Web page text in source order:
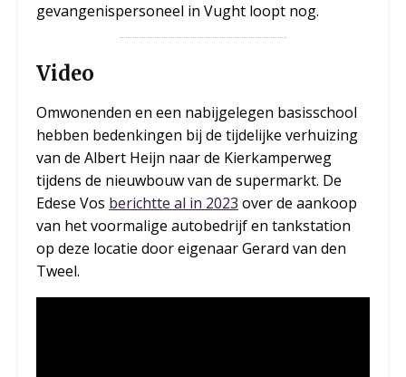
gevangenispersoneel in Vught loopt nog.
Video
Omwonenden en een nabijgelegen basisschool
hebben bedenkingen bij de tijdelijke verhuizing
van de Albert Heijn naar de Kierkamperweg
tijdens de nieuwbouw van de supermarkt. De
Edese Vos berichtte al in 2023 over de aankoop
van het voormalige autobedrijf en tankstation
op deze locatie door eigenaar Gerard van den
Tweel.